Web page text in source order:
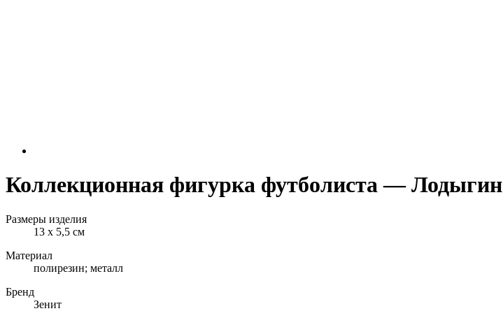
Коллекционная фигурка футболиста — Лодыгин
Размеры изделия
13 х 5,5 см
Материал
полирезин; металл
Бренд
Зенит